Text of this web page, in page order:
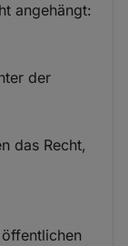
angehängt:
der
das Recht,